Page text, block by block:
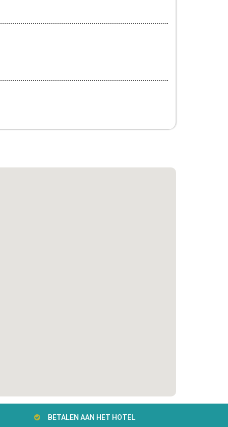
BETALEN AAN HET HOTEL